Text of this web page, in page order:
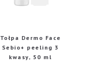
Tołpa Dermo Face
Sebio+ peeling 3
kwasy, 50 ml